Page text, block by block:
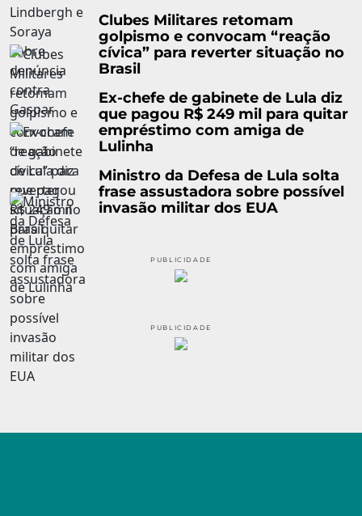
Clubes Militares retomam
golpismo e convocam “reação
cívica” para reverter situação no
Brasil
Ex-chefe de gabinete de Lula diz
que pagou R$ 249 mil para quitar
empréstimo com amiga de
Lulinha
Ministro da Defesa de Lula solta
frase assustadora sobre possível
invasão militar dos EUA
PUBLICIDADE
PUBLICIDADE